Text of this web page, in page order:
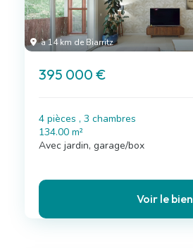
à 14 km de Biarritz
395 000 €
4 pièces , 3 chambres
134.00 m²
Avec jardin, garage/box
Voir le bien